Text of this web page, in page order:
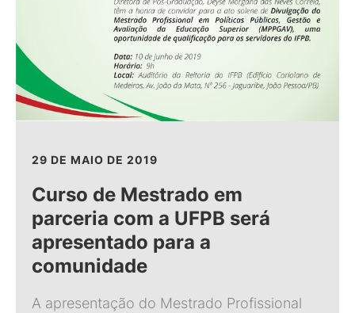
29 DE MAIO DE 2019
Curso de Mestrado em
parceria com a UFPB será
apresentado para a
comunidade
A apresentação do Mestrado Profissional